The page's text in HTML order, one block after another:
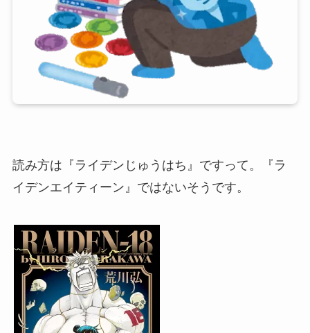
読み方は『ライデンじゅうはち』ですって。『ラ
イデンエイティーン』ではないそうです。